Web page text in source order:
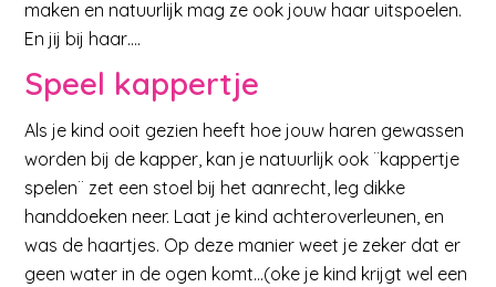
maken en natuurlijk mag ze ook jouw haar uitspoelen.
En jij bij haar….
Speel kappertje
Als je kind ooit gezien heeft hoe jouw haren gewassen
worden bij de kapper, kan je natuurlijk ook ¨kappertje
spelen¨ zet een stoel bij het aanrecht, leg dikke
handdoeken neer. Laat je kind achteroverleunen, en
was de haartjes. Op deze manier weet je zeker dat er
geen water in de ogen komt…(oke je kind krijgt wel een